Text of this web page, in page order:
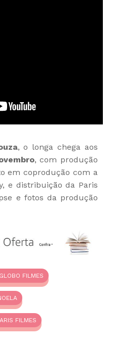
, o longa chega aos
, com produção
em coprodução com a
e distribuição da Paris
e fotos da produção
GLOBO FILMES
FILMES